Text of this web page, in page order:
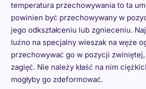
temperatura przechowywania to ta
powinien być przechowywany w
jego odkształceniu lub zgnieceniu.
luźno na specjalny wieszak na węże
przechowywać go w pozycji
zagięć. Nie należy kłaść na nim
mogłyby go zdeformować.